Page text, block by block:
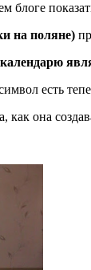
блоге
на поляне)
есть
как она